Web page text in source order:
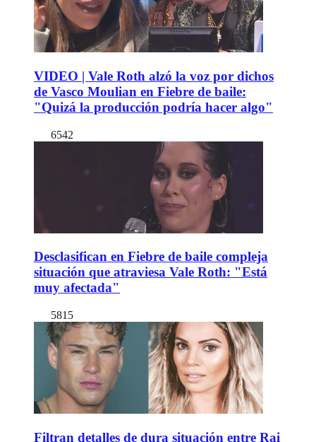
VIDEO | Vale Roth alzó la voz por dichos
de Vasco Moulian en Fiebre de baile:
"Quizá la producción podría hacer algo"
6542
Desclasifican en Fiebre de baile compleja
situación que atraviesa Vale Roth: "Está
muy afectada"
5815
Filtran detalles de dura situación entre Rai